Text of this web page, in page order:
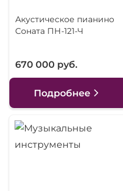
Акустическое пианино
Соната ПН-121-Ч
670 000 руб.
Подробнее